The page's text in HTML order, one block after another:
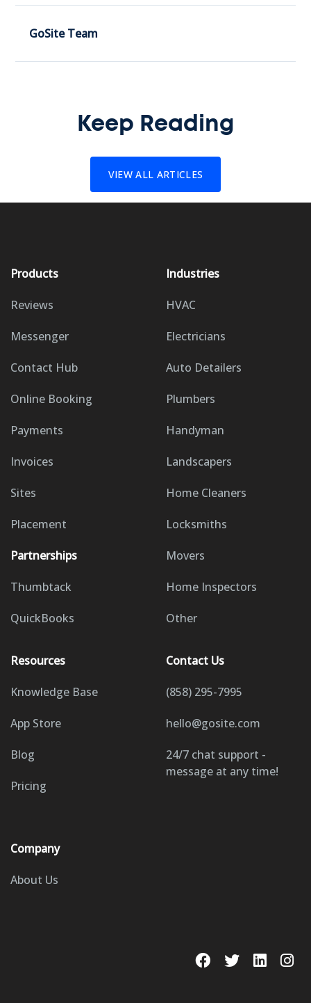
GoSite Team
Keep Reading
VIEW ALL ARTICLES
Products
Reviews
Messenger
Contact Hub
Online Booking
Payments
Invoices
Sites
Placement
Partnerships
Thumbtack
QuickBooks
Industries
HVAC
Electricians
Auto Detailers
Plumbers
Handyman
Landscapers
Home Cleaners
Locksmiths
Movers
Home Inspectors
Other
Resources
Knowledge Base
App Store
Blog
Pricing
Company
About Us
Contact Us
(858) 295-7995
hello@gosite.com
24/7 chat support -
message at any time!